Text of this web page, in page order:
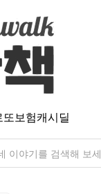
또보험캐시딜